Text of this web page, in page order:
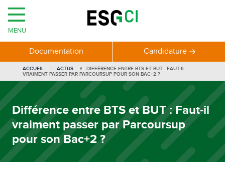
Différence entre BTS et BUT : Faut-il
vraiment passer par Parcoursup
pour son Bac+2 ?
ACCUEIL ACTUS
DIFFÉRENCE ENTRE BTS ET BUT : FAUT-IL
VRAIMENT PASSER PAR PARCOURSUP POUR SON BAC+2 ?
MENU
Documentation Candidature